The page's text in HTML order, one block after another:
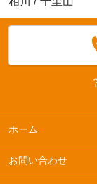
ホーム
お問い合わせ